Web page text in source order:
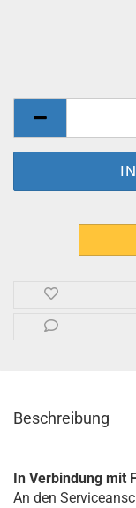
Beschreibung
In Verbindung mit
An den